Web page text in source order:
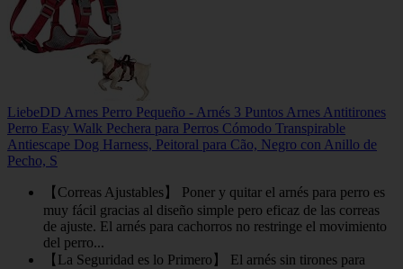
LiebeDD Arnes Perro Pequeño - Arnés 3 Puntos Arnes Antitirones
Perro Easy Walk Pechera para Perros Cómodo Transpirable
Antiescape Dog Harness, Peitoral para Cão, Negro con Anillo de
Pecho, S
【Correas Ajustables】 Poner y quitar el arnés para perro es
muy fácil gracias al diseño simple pero eficaz de las correas
de ajuste. El arnés para cachorros no restringe el movimiento
del perro...
【La Seguridad es lo Primero】 El arnés sin tirones para